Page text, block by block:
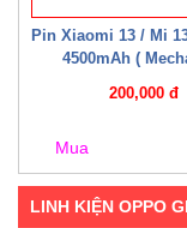
Pin Xiaomi 13 / Mi
4500mAh (
200,000 đ
Mua
LINH KIỆN OPPO